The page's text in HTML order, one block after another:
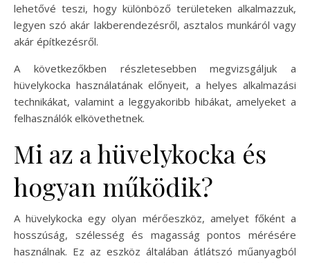
lehetővé teszi, hogy különböző területeken alkalmazzuk,
legyen szó akár lakberendezésről, asztalos munkáról vagy
akár építkezésről.
A következőkben részletesebben megvizsgáljuk a
hüvelykocka használatának előnyeit, a helyes alkalmazási
technikákat, valamint a leggyakoribb hibákat, amelyeket a
felhasználók elkövethetnek.
Mi az a hüvelykocka és
hogyan működik?
A hüvelykocka egy olyan mérőeszköz, amelyet főként a
hosszúság, szélesség és magasság pontos mérésére
használnak. Ez az eszköz általában átlátszó műanyagból